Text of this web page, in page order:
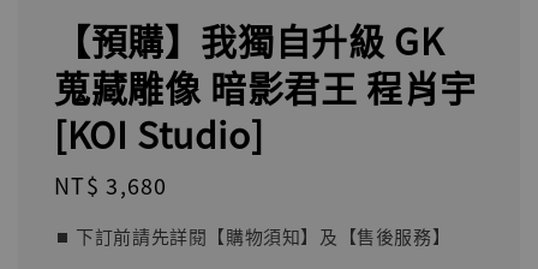
【預購】我獨自升級 GK
蒐藏雕像 暗影君王 程肖宇
[KOI Studio]
Regular
NT$ 3,680
⏹︎ 下訂前請先詳閱【購物須知】及【售後服務】